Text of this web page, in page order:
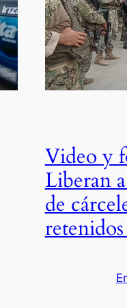
Video y
Liberan
de